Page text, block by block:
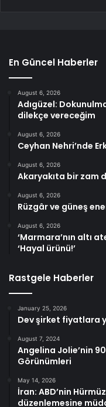
En Güncel Haberler
August 6, 2026
Adıgüzel:
dilekçe vereceğim
August 6, 2026
Ceyhan Nehri’nde
August 6, 2026
Akaryakıta bir zam
August 6, 2026
Rüzgâr ve güneş
August 6, 2026
‘Marmara’nın altı
‘Hayal ürünü!’
Rastgele Haberler
January 25, 2026
Dev şirket fiyatlara
August 7, 2024
Angelina Jolie’nin
Görünümleri
May 14, 2026
İran: ABD’nin
düzenlemesine